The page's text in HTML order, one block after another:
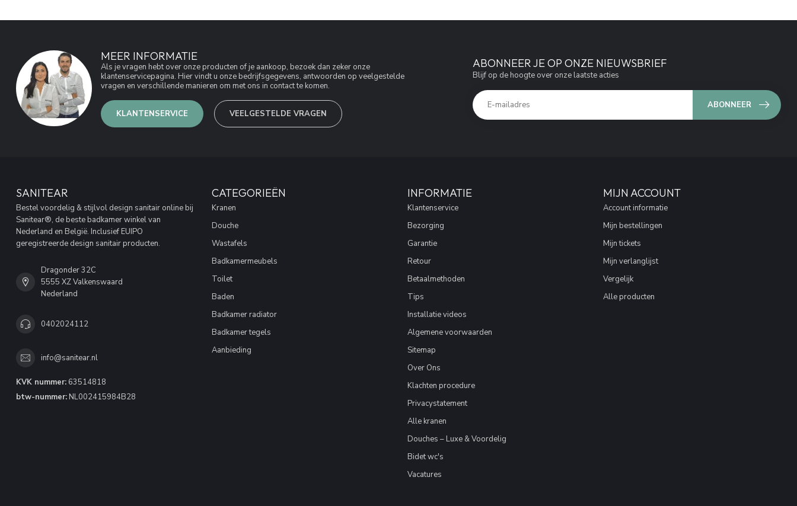
MEER INFORMATIE
Als je vragen hebt over onze producten of je aankoop, bezoek dan zeker onze
klantenservicepagina. Hier vindt u onze bedrijfsgegevens, antwoorden op veelgestelde
vragen en verschillende manieren om met ons in contact te komen.
KLANTENSERVICE VEELGESTELDE VRAGEN
ABONNEER JE OP ONZE NIEUWSBRIEF
Blijf op de hoogte over onze laatste acties
ABONNEER
SANITEAR
Bestel voordelig & stijlvol design sanitair online bij
Sanitear®, de beste badkamer winkel van
Nederland en België. Inclusief EUIPO
geregistreerde design sanitair producten.
Dragonder 32C
5555 XZ Valkenswaard
Nederland
0402024112
info@sanitear.nl
KVK nummer: 63514818
btw-nummer: NL002415984B28
CATEGORIEËN
Kranen
Douche
Wastafels
Badkamermeubels
Toilet
Baden
Badkamer radiator
Badkamer tegels
Aanbieding
INFORMATIE
Klantenservice
Bezorging
Garantie
Retour
Betaalmethoden
Tips
Installatie videos
Algemene voorwaarden
Sitemap
Over Ons
Klachten procedure
Privacystatement
Alle kranen
Douches – Luxe & Voordelig
Bidet wc's
Vacatures
MIJN ACCOUNT
Account informatie
Mijn bestellingen
Mijn tickets
Mijn verlanglijst
Vergelijk
Alle producten